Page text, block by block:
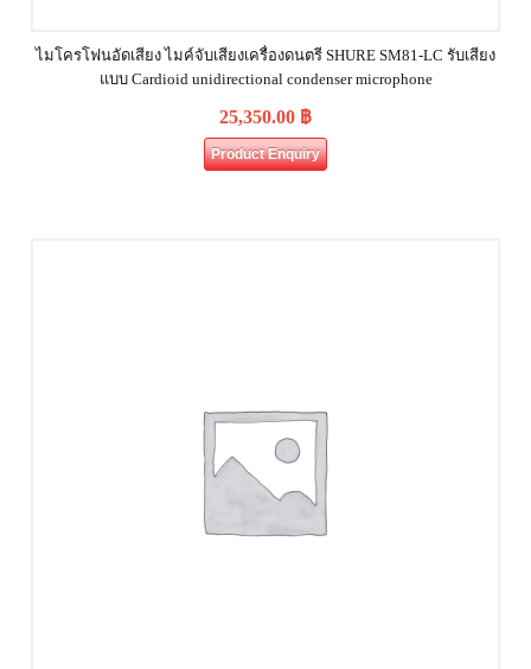
ไมโครโฟนอัดเสียง ไมค์จับเสียงเครื่องดนตรี SHURE SM81‐LC รับเสียง
แบบ Cardioid unidirectional condenser microphone
25,350.00 ฿
Product Enquiry